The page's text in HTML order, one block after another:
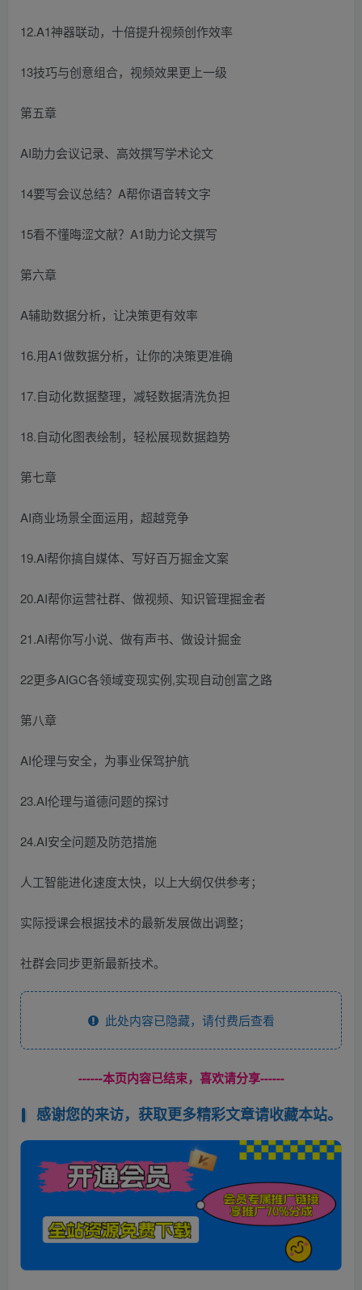
12.A1神器联动，十倍提升视频创作效率
13技巧与创意组合，视频效果更上一级
第五章
AI助力会议记录、高效撰写学术论文
14要写会议总结？A帮你语音转文字
15看不懂晦涩文献？A1助力论文撰写
第六章
A辅助数据分析，让决策更有效率
16.用A1做数据分析，让你的决策更准确
17.自动化数据整理，减轻数据清洗负担
18.自动化图表绘制，轻松展现数据趋势
第七章
AI商业场景全面运用，超越竞争
19.Al帮你搞自媒体、写好百万掘金文案
20.AI帮你运营社群、做视频、知识管理掘金者
21.AI帮你写小说、做有声书、做设计掘金
22更多AIGC各领域变现实例,实现自动创富之路
第八章
AI伦理与安全，为事业保驾护航
23.AI伦理与道德问题的探讨
24.AI安全问题及防范措施
人工智能进化速度太快，以上大纲仅供参考；
实际授课会根据技术的最新发展做出调整；
社群会同步更新最新技术。
此处内容已隐藏，请付费后查看
------本页内容已结束，喜欢请分享------
感谢您的来访，获取更多精彩文章请收藏本站。